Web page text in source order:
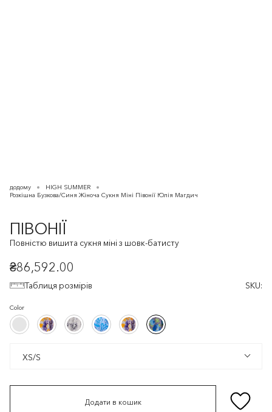
додому
HIGH SUMMER
Розкішна Бузкова/Синя Жіноча Сукня Міні Півонії Юлія Магдич
ПІВОНІЇ
Повністю вишита сукня міні з шовк-батисту
₴86,592.00
Таблиця розмірів SKU:
Color
Чорний/
СірийЧорний/
Білий/
Помаранчевий/
Фіолетовий
Білий/
Білий/
Сірий
Білий/
Білий/
Блакитний
Білий/
Білий/
Помаранчевий/
Фіолетовий
Білий/
Бузковий/
Синій
Бузковий/
XS/S
XS/S
Додати в кошик